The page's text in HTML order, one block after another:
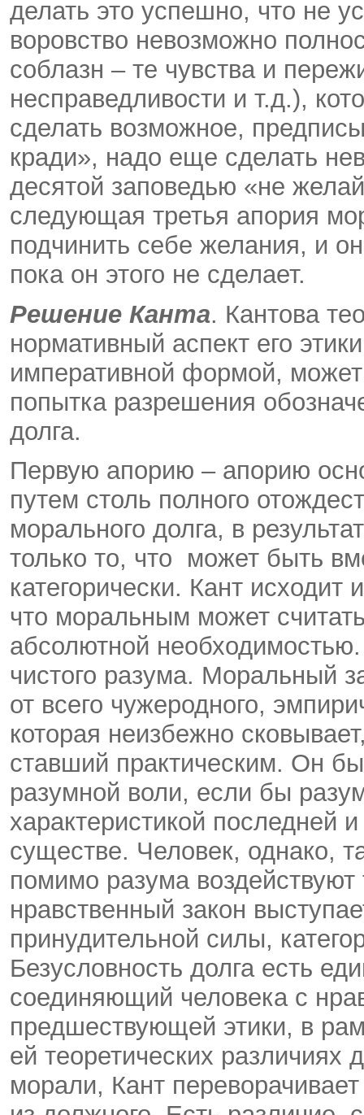
делать это успешно, что не
воровство невозможно
соблазн – те чувства и
несправедливости и т.д.),
сделать возможное,
кради», надо еще сделать
десятой заповедью «не
следующая третья апория
подчинить себе желания, и
пока он этого не сделает.
Решение Канта. Кантова
нормативный аспект его
императивной формой,
попытка разрешения
долга.
Первую апорию – апорию
путем столь полного
морального долга, в
только то, что может быть
категорически. Кант исходит
что моральным может
абсолютной
чистого разума. Моральный
от всего чужеродного,
которая неизбежно
ставший практическим. Он
разумной воли, если бы
характеристикой
существе. Человек, однако,
помимо разума
нравственный закон
принудительной силы,
Безусловность долга есть
соединяющий человека с
предшествующей этики, в
ей теоретических различиях
морали, Кант